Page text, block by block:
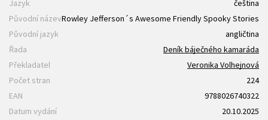
Jazyk
čeština
Původní názevRowley Jefferson´s Awesome Friendly Spooky Stories
Původní jazyk
angličtina
Řada
Deník báječného kamaráda
Překladatel
Veronika Volhejnová
Počet stran
224
EAN
9788026740322
Datum vydání
20.10.2025